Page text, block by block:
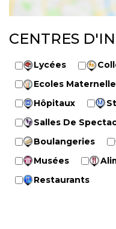
CENTRES
Lycées
Ecoles
Hôpitaux
Salles De
Boulangeries
Musées
Restaurants